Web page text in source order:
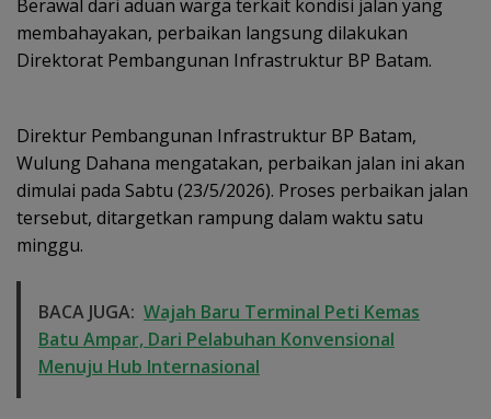
Berawal dari aduan warga terkait kondisi jalan yang
membahayakan, perbaikan langsung dilakukan
Direktorat Pembangunan Infrastruktur BP Batam.
Direktur Pembangunan Infrastruktur BP Batam,
Wulung Dahana mengatakan, perbaikan jalan ini akan
dimulai pada Sabtu (23/5/2026). Proses perbaikan jalan
tersebut, ditargetkan rampung dalam waktu satu
minggu.
BACA JUGA: Wajah Baru Terminal Peti Kemas
Batu Ampar, Dari Pelabuhan Konvensional
Menuju Hub Internasional